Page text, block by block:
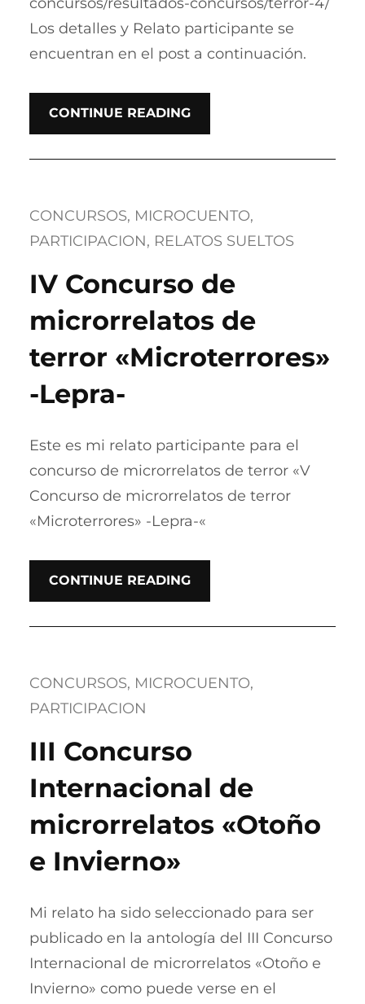
Los detalles y Relato participante se
encuentran en el post a continuación.
CONTINUE READING
CONCURSOS, MICROCUENTO
PARTICIPACION, RELATOS SUELTOS
IV Concurso de
microrrelatos de
terror «Microterrores»
-Lepra-
Este es mi relato participante para el
concurso de microrrelatos de terror «V
Concurso de microrrelatos de terror
«Microterrores» -Lepra-«
CONTINUE READING
CONCURSOS, MICROCUENTO
PARTICIPACION
III Concurso
Internacional de
microrrelatos «Otoño
e Invierno»
Mi relato ha sido seleccionado para ser
publicado en la antología del III Concurso
Internacional de microrrelatos «Otoño e
Invierno» como puede verse en el